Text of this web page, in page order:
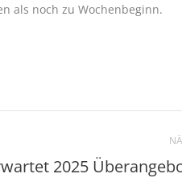
als noch zu Wochenbeginn.
2025